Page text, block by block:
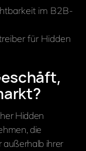
im B2B-
für Hidden
Hidden
die
außerhalb ihrer